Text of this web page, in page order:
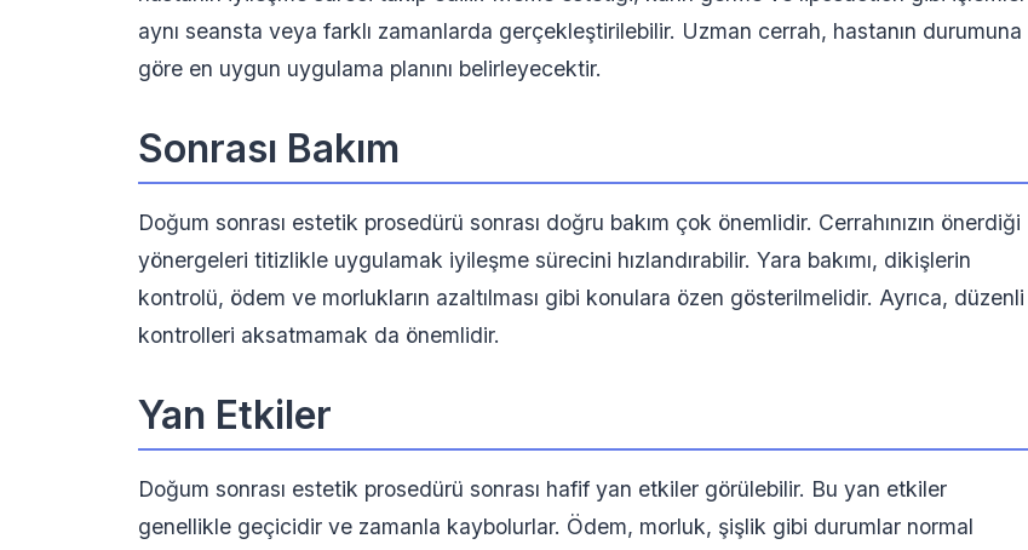
aynı seansta veya farklı zamanlarda gerçekleştirilebilir. Uzman cerrah, hastanın durumuna
göre en uygun uygulama planını belirleyecektir.
Sonrası Bakım
Doğum sonrası estetik prosedürü sonrası doğru bakım çok önemlidir. Cerrahınızın önerdiği
yönergeleri titizlikle uygulamak iyileşme sürecini hızlandırabilir. Yara bakımı, dikişlerin
kontrolü, ödem ve morlukların azaltılması gibi konulara özen gösterilmelidir. Ayrıca, düzenli
kontrolleri aksatmamak da önemlidir.
Yan Etkiler
Doğum sonrası estetik prosedürü sonrası hafif yan etkiler görülebilir. Bu yan etkiler
genellikle geçicidir ve zamanla kaybolurlar. Ödem, morluk, şişlik gibi durumlar normal